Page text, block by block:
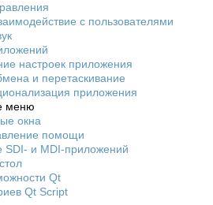
с пользователями
настроек приложения
и перетаскивание
приложения
меню
окна
помощи
SDI- и MDI-приложений
Qt
Qt Script